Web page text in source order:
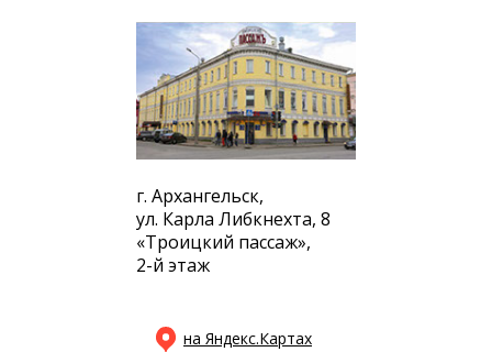
г. Архангельск,
ул. Карла Либкнехта, 8
«Троицкий пассаж»,
2-й этаж
на Яндекс.Картах